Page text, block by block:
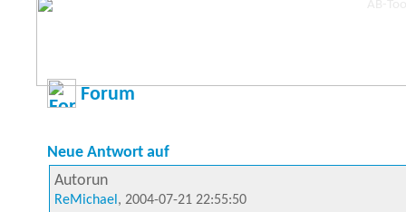
Forum
Neue Antwort auf
Autorun
ReMichael , 2004-07-21 22:55:50